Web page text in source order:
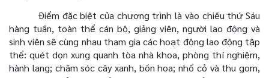
Điểm đặc biệt của chương trình là vào chiều thứ Sáu
hàng tuần, toàn thể cán bộ, giảng viên, người lao động và
sinh viên sẽ cùng nhau tham gia các hoạt động lao động tập
thể: quét dọn xung quanh tòa nhà khoa, phòng thí nghiệm,
hành lang; chăm sóc cây xanh, bồn hoa; nhổ cỏ và thu gom,